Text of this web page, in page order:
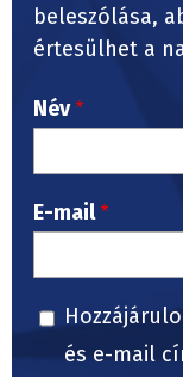
beleszólása,
értesülhet a
Név
E-mail
és e-mail